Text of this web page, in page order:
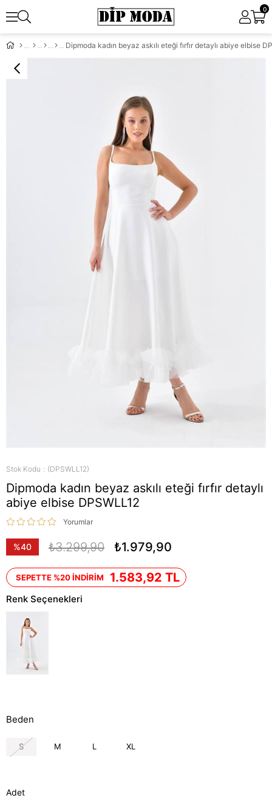
0
Dipmoda kadın beyaz askılı eteği fırfır detaylı abiye elbise
Stok Kodu (DPSWLL12)
Dipmoda kadın beyaz askılı eteği fırfır detaylı
abiye elbise DPSWLL12
Yorumlar
%40
₺3.299,90 ₺1.979,90
SEPETTE %20 İNDİRİM 1.583,92 TL
Renk Seçenekleri
Beden
S M L XL
Adet